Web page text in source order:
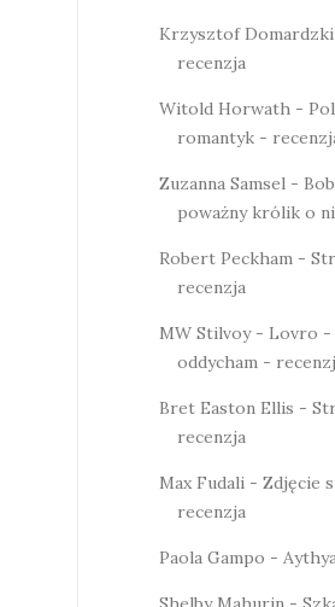
Krzysztof
recenzja
Witold Horwath -
romantyk -
Zuzanna Samsel -
poważny królik o
Robert Peckham -
recenzja
MW Stilvoy - Lovro
oddycham -
Bret Easton Ellis -
recenzja
Max Fudali - Zdjęcie
recenzja
Paola Gampo -